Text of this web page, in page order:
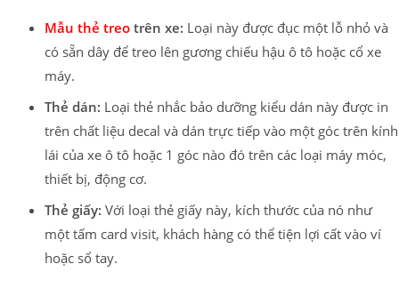
Mẫu thẻ treo trên xe: Loại này được đục một lỗ nhỏ và
có sẵn dây để treo lên gương chiếu hậu ô tô hoặc cổ xe
máy.
Thẻ dán: Loại thẻ nhắc bảo dưỡng kiểu dán này được in
trên chất liệu decal và dán trực tiếp vào một góc trên kính
lái của xe ô tô hoặc 1 góc nào đó trên các loại máy móc,
thiết bị, động cơ.
Thẻ giấy: Với loại thẻ giấy này, kích thước của nó như
một tấm card visit, khách hàng có thể tiện lợi cất vào ví
hoặc sổ tay.